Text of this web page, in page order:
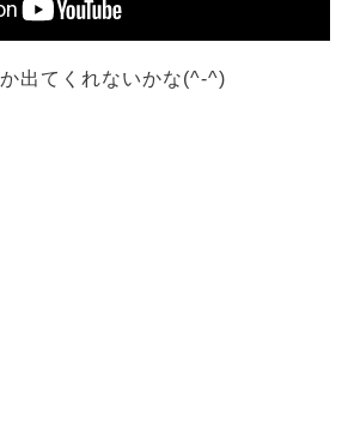
出てくれないかな(^-^)